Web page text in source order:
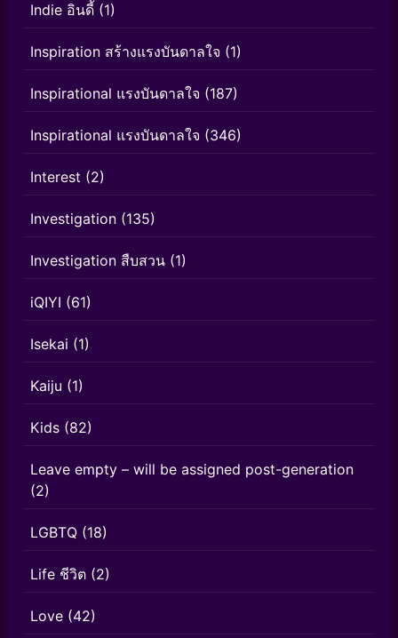
Indie อินดี้ (1)
Inspiration สร้างแรงบันดาลใจ (1)
Inspirational แรงบันดาลใจ (187)
Inspirational แรงบันดาลใจ (346)
Interest (2)
Investigation (135)
Investigation สืบสวน (1)
iQIYI (61)
Isekai (1)
Kaiju (1)
Kids (82)
Leave empty – will be assigned post-generation
(2)
LGBTQ (18)
Life ชีวิต (2)
Love (42)